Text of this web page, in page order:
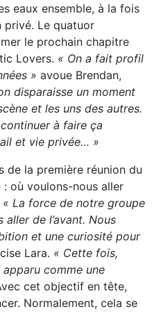
eaux ensemble, à la fois
privé. Le quatuor
le prochain chapitre
Lovers. « On a fait profil
»avoue Brendan,
disparaisse un moment
et les uns des autres.
à faire ça
et vie privée… »
de la première réunion du
où voulons-nous aller
« La force de notre groupe
de l’avant. Nous
et une curiosité pour
Lara. « Cette fois,
apparu comme une
cet objectif en tête,
Normalement, cela se